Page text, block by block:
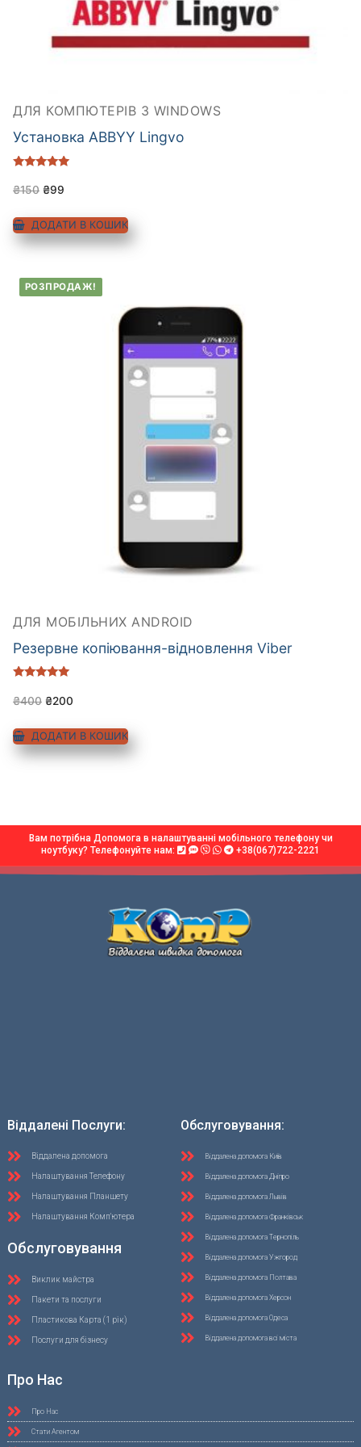
ДЛЯ КОМПЮТЕРІВ З WINDOWS
Установка ABBYY Lingvo
5.00
₴150 ₴99
ДОДАТИ В КОШИК
РОЗПРОДАЖ!
ДЛЯ МОБІЛЬНИХ ANDROID
Резервне копіювання-відновлення Viber
5.00
₴400 ₴200
ДОДАТИ В КОШИК
Вам потрібна Допомога в налаштуванні мобільного телефону чи
ноутбуку? Телефонуйте нам:
+38(067)722-2221
Віддалені Послуги:
Віддалена допомога
Налаштування Телефону
Налаштування Планшету
Налаштування Комп'ютера
Обслуговування
Виклик майстра
Пакети та послуги
Пластикова Карта (1 рік)
Послуги для бізнесу
Обслуговування:
Віддалена допомога Київ
Віддалена допомога Дніпро
Віддалена допомога Львів
Віддалена допомога Франківськ
Віддалена допомога Тернопіль
Віддалена допомога Ужгород
Віддалена допомога Полтава
Віддалена допомога Херсон
Віддалена допомога Одеса
Віддалена допомога всі міста
Про Нас
Про Нас
Стати Агентом